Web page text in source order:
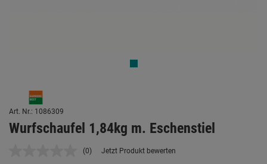
Art. Nr.: 1086309
Wurfschaufel 1,84kg m. Eschenstiel
Kein
(0) Jetzt Produkt bewerten